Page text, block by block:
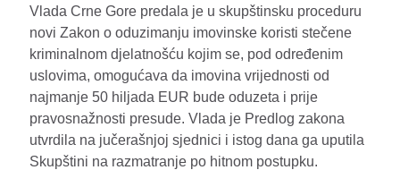
Vlada Crne Gore predala je u skupštinsku proceduru
novi Zakon o oduzimanju imovinske koristi stečene
kriminalnom djelatnošću kojim se, pod određenim
uslovima, omogućava da imovina vrijednosti od
najmanje 50 hiljada EUR bude oduzeta i prije
pravosnažnosti presude. Vlada je Predlog zakona
utvrdila na jučerašnjoj sjednici i istog dana ga uputila
Skupštini na razmatranje po hitnom postupku.